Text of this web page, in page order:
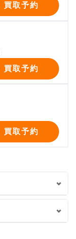
買取予約
買取予約
買取予約